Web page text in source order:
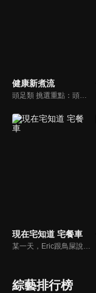
健康新煮流
頭足類 挑選重點：頭足類利用清洗時去除內臟可以降低膽固醇的攝取。挑選雙眼清澈明亮，眼球稍微凸出，肉質結實有彈性為佳。身體具透明感，觸腕或是吸盤一碰到活體就會吸附住便是新鮮的。
現在宅知道 宅餐車
某一天，Eric跟鳥屎說：「哎~鳥屎我跟你說吼，我想在麥卡貝樓下開一個Bar.........」因此宅餐車就這麼誕生了！透過實境的拍攝手法，讓大家體驗最真實的餐車日記。跟著鳥屎、大魚走出攝影棚，喚起宅宅們的熱血，做菜給不同角落的人吃。千萬別錯過宅知道全新企劃「宅餐車」吧！
綜藝排行榜